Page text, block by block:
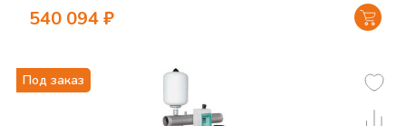
540 094₽
Под заказ